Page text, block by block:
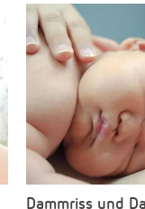
Dammriss und